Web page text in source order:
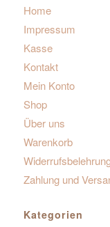
Home
Impressum
Kasse
Kontakt
Mein Konto
Shop
Über uns
Warenkorb
Zahlung und
Kategorien